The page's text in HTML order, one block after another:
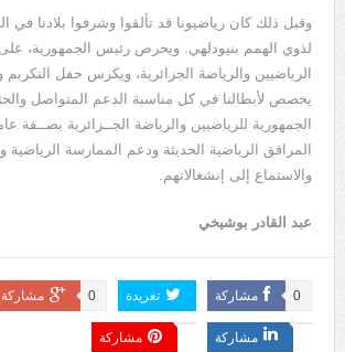
وقبل ذلك كان رياضيونا قد تألقوا وشرفوا بلادنا في
لذوي الهمم بنيودلهي ويحرص رئيس الجمهورية،
الرياضيين والرياضة الجزائرية، ويكرس حفل التكريم
يخصص لأبطالنا في كل مناسبة الدعم المتواصل
الجمهورية للرياضيين والرياضة الجــزائرية بصــفة
المرافق الرياضية الحديثة ودعم الممارسة الرياضية
والاستماع إلى إنشغالاتهم
عبد القادر بوشيخي
مشاركة 0 تغريدة مشاركة 0
مشاركة مشاركة